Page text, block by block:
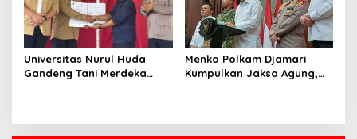
Universitas Nurul Huda
Gandeng Tani Merdeka
Menko Polkam Djamari
Kumpulkan Jaksa Agung,